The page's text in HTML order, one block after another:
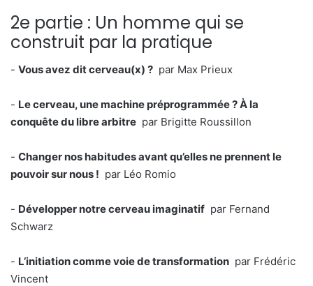
2e partie : Un homme qui se
construit par la pratique
- Vous avez dit cerveau(x) ? par Max Prieux
- Le cerveau, une machine préprogrammée ? À la
conquête du libre arbitre par Brigitte Roussillon
- Changer nos habitudes avant qu’elles ne prennent le
pouvoir sur nous ! par Léo Romio
- Développer notre cerveau imaginatif par Fernand
Schwarz
- L’initiation comme voie de transformation par Frédéric
Vincent